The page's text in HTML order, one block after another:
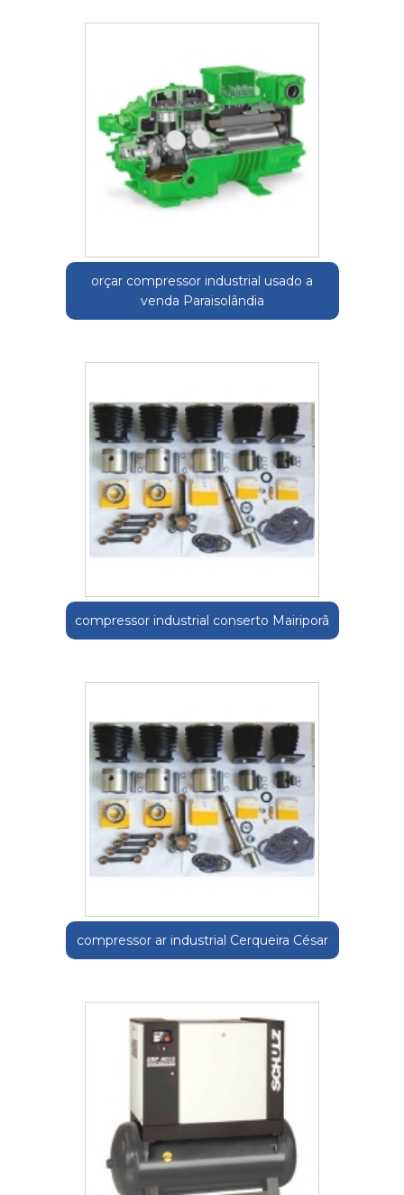
orçar compressor industrial usado a
venda Paraisolândia
compressor industrial conserto Mairiporã
compressor ar industrial Cerqueira César